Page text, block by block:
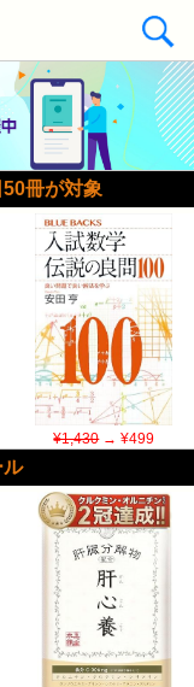
冊が対象
¥1,430→ ¥499